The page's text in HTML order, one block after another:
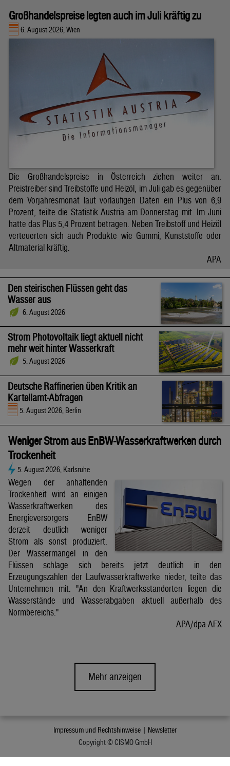
Großhandelspreise legten auch im Juli kräftig zu
6. August 2026, Wien
Die Großhandelspreise in Österreich ziehen weiter an.
Preistreiber sind Treibstoffe und Heizöl, im Juli gab es gegenüber
dem Vorjahresmonat laut vorläufigen Daten ein Plus von 6,9
Prozent, teilte die Statistik Austria am Donnerstag mit. Im Juni
hatte das Plus 5,4 Prozent betragen. Neben Treibstoff und Heizöl
verteuerten sich auch Produkte wie Gummi, Kunststoffe oder
Altmaterial kräftig.
APA
Den steirischen Flüssen geht das
Wasser aus
6. August 2026
Strom Photovoltaik liegt aktuell nicht
mehr weit hinter Wasserkraft
5. August 2026
Deutsche Raffinerien üben Kritik an
Kartellamt-Abfragen
5. August 2026, Berlin
Weniger Strom aus EnBW-Wasserkraftwerken durch
Trockenheit
5. August 2026, Karlsruhe
Wegen der anhaltenden
Trockenheit wird an einigen
Wasserkraftwerken des
Energieversorgers EnBW
derzeit deutlich weniger
Strom als sonst produziert.
Der Wassermangel in den
Flüssen schlage sich bereits jetzt deutlich in den
Erzeugungszahlen der Laufwasserkraftwerke nieder, teilte das
Unternehmen mit. "An den Kraftwerksstandorten liegen die
Wasserstände und Wasserabgaben aktuell außerhalb des
Normbereichs."
APA/dpa-AFX
Mehr anzeigen
Impressum und Rechtshinweise | Newsletter
Copyright © CISMO GmbH